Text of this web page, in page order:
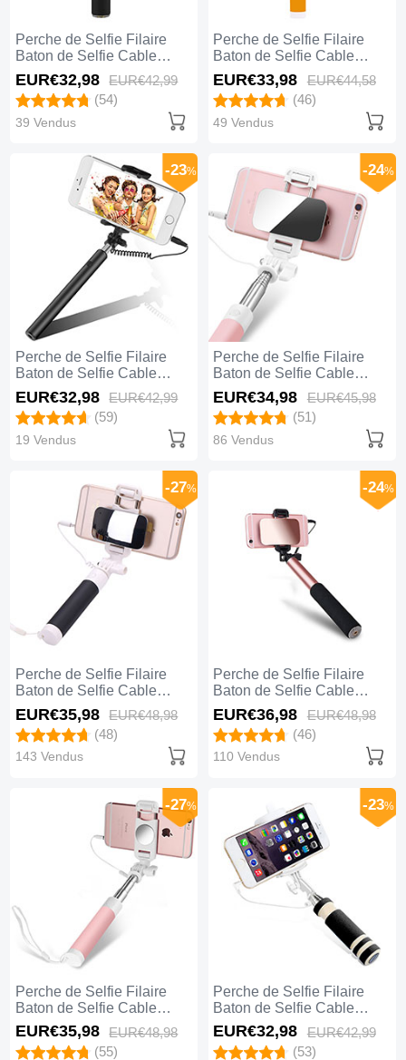
Perche de Selfie Filaire
Baton de Selfie Cable
Extensible de Poche
Universel S08 Or Rose
EUR€32,98 EUR€42,99
(54)
39 Vendus
Perche de Selfie Filaire
Baton de Selfie Cable
Extensible de Poche
Universel S07 Jaune
EUR€33,98 EUR€44,58
(46)
49 Vendus
Perche de Selfie Filaire
Baton de Selfie Cable
Extensible de Poche
Universel S06 Noir
-23%
EUR€32,98 EUR€42,99
(59)
19 Vendus
Perche de Selfie Filaire
Baton de Selfie Cable
Extensible de Poche
Universel S05 Rose
-24%
EUR€34,98 EUR€45,98
(51)
86 Vendus
Perche de Selfie Filaire
Baton de Selfie Cable
Extensible de Poche
Universel S04 Noir
-27%
EUR€35,98 EUR€48,98
(48)
143 Vendus
Perche de Selfie Filaire
Baton de Selfie Cable
Extensible de Poche
Universel S03 Or Rose
-24%
EUR€36,98 EUR€48,98
(46)
110 Vendus
Perche de Selfie Filaire
Baton de Selfie Cable
Extensible de Poche
Universel S02 Rose
-27%
EUR€35,98 EUR€48,98
(55)
Perche de Selfie Filaire
Baton de Selfie Cable
Extensible de Poche
Universel S01 Noir
-23%
EUR€32,98 EUR€42,99
(53)